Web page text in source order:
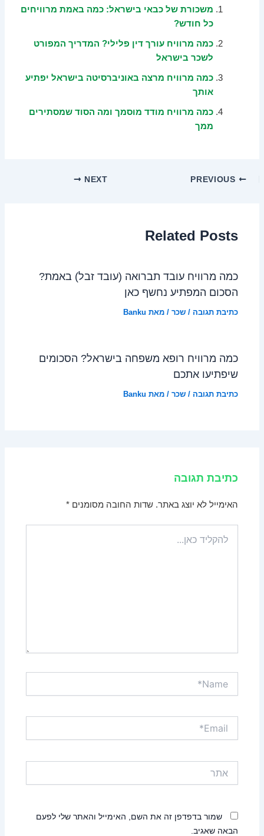
משכורת של כבאי בישראל: כמה באמת מרוויחים
כל חודש?
כמה מרוויח עורך דין פלילי? המדריך המפורט
לשכר בישראל
כמה מרוויח מרצה באוניברסיטה בישראל יפתיע
אותך
כמה מרוויח מודד מוסמך ומה הסוד שמסתירים
ממך
NEXT
Related Posts
כמה מרוויח עובד תברואה (עובד זבל) באמת?
הסכום המפתיע נחשף כאן
כתיבת תגובה /שכר / מאת Banku
כמה מרוויח רופא משפחה בישראל? הסכומים
שיפתיעו אתכם
כתיבת תגובה /שכר / מאת Banku
כתיבת תגובה
האימייל לא יוצג באתר. שדות החובה מסומנים*
כאן...
שמור בדפדפן זה את השם, האימייל והאתר שלי לפעם
הבאה שאגיב.